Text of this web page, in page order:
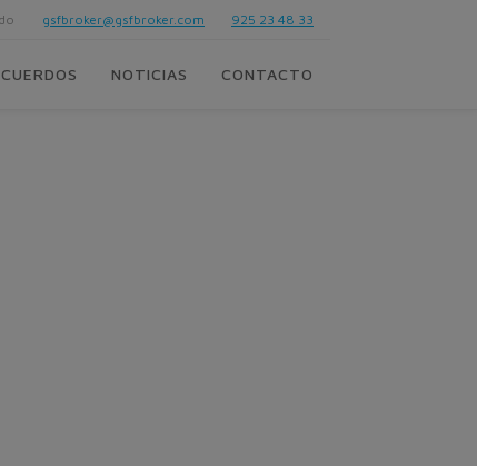
gsfbroker@gsfbroker.com 925 23 48 33
NOTICIAS CONTACTO